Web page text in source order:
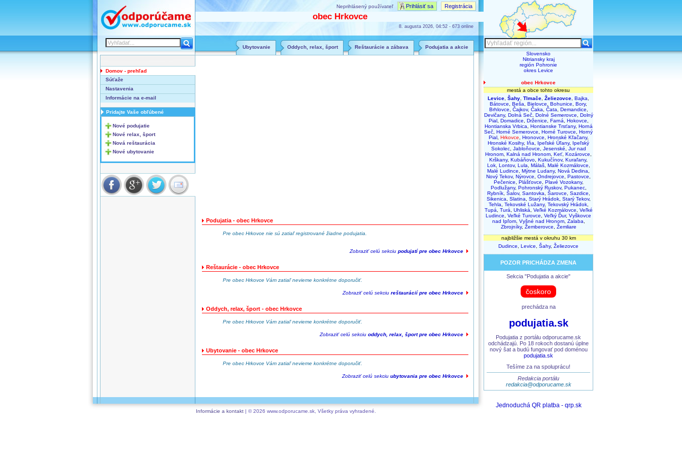
Neprihlásený používateľ Prihlásiť sa Registrácia
obec Hrkovce
8. augusta 2026, 04:52 - 673 online
Podujatia a akcie
Reštaurácie a zábava
Oddych, relax, šport
Ubytovanie
Domov - prehľad
Súťaže
Nastavenia
Informácie na e-mail
Pridajte Vaše obľúbené
Nové podujatie
Nové relax, šport
Nová reštaurácia
Nové ubytovanie
Podujatia - obec Hrkovce
Pre obec Hrkovce nie sú zatiaľ registrované žiadne podujatia.
Zobraziť celú sekciu podujatí pre obec Hrkovce
Reštaurácie - obec Hrkovce
Pre obec Hrkovce Vám zatiaľ nevieme konkrétne doporučiť.
Zobraziť celú sekciu reštaurácií pre obec Hrkovce
Oddych, relax, šport - obec Hrkovce
Pre obec Hrkovce Vám zatiaľ nevieme konkrétne doporučiť.
Zobraziť celú sekciu oddych, relax, šport pre obec Hrkovce
Ubytovanie - obec Hrkovce
Pre obec Hrkovce Vám zatiaľ nevieme konkrétne doporučiť.
Zobraziť celú sekciu ubytovania pre obec Hrkovce
Informácie a kontakt| © 2026 www.odporucame.sk, Všetky práva vyhradené.
Slovensko
Nitriansky kraj
región Pohronie
okres Levice
obec Hrkovce
mestá a obce tohto okresu
Levice Šahy Tlmače Želiezovce Bajka
Bátovce
Beša Bielovce Bohunice Bory,
Brhlovce
Čajkov, Čaka Čata Demandice
Devičany, Dolná Seč, Dolné Semerovce
Dolný
Pial, Domadice Drženice Farná Hokovce
Hontianska Vrbica
Hontianske Trsťany, Horná
Seč Horné Semerovce Horné Turovce
Horný
Pial, Hrkovce Hronovce Hronské Kľačany,
Hronské Kosihy, Iňa Ipeľské Úľany, Ipeľský
Sokolec, Jabloňovce Jesenské
Jur nad
Hronom Kalná nad Hronom Keť Kozárovce
Krškany, Kubáňovo Kukučínov, Kuraľany,
Lok, Lontov, Lula Málaš, Malé Kozmálovce
Malé Ludince
Mýtne Ludany, Nová Dedina
Nový Tekov, Nýrovce Ondrejovce Pastovce
Pečenice
Plášťovce Plavé Vozokany,
Podlužany, Pohronský Ruskov, Pukanec,
Rybník, Šalov, Santovka Šarovce Sazdice
Sikenica
Slatina Starý Hrádok, Starý Tekov,
Tehla
Tekovské Lužany, Tekovský Hrádok,
Tupá
Turá Uhliská Veľké Kozmálovce
Veľké
Ludince
Veľké Turovce Veľký Ďur, Vyškovce
nad Ipľom, Vyšné nad Hronom, Zalaba
Zbrojníky, Žemberovce
Žemliare
najbližšie mestá v okruhu 30 km
Dudince
Levice Šahy, Želiezovce
POZOR PRICHÁDZA ZMENA
Sekcia "Podujatia a akcie"
čoskoro
prechádza na
podujatia.sk
Podujatia z portálu odporucame.sk
odchádzajú. Po 18 rokoch dostanú úplne
nový šat a budú fungovať pod doménou
podujatia.sk
Tešíme za na spoluprácu!
Redakcia portálu
redakcia@odporucame.sk
Jednoduchá QR platba - qrp.sk